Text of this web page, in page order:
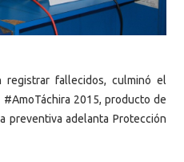
fallecidos, culminó el
2015, producto de
preventiva adelanta Protección